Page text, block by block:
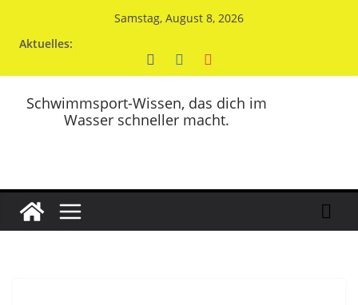
Samstag, August 8, 2026
Aktuelles:
Schwimmsport-Wissen, das dich im
Wasser schneller macht.